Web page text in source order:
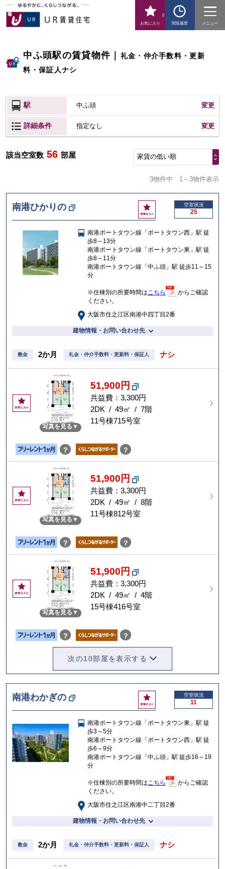
お気に入り
0
閲覧履歴
メニュー
中ふ頭駅の賃貸物件
礼金・仲介手数料・更新
料・保証人ナシ
駅 中ふ頭 変更
詳細条件 指定なし 変更
該当空室数 56 部屋 家賃の低い順
3物件中 1～3物件表示
南港ひかりの
お
気
入
空室状況
25
南港ポートタウン線「ポートタウン西」駅 徒
歩8～13分
南港ポートタウン線「ポートタウン東」駅 徒
歩8～11分
南港ポートタウン線「中ふ頭」駅 徒歩11～15
分
※住棟別の所要時間はこちら
からご確認
ください。
大阪市住之江区南港中四丁目2番
建物情報・お問い合わせ先
敷金 2か月 礼金・仲介手数料・更新料・保証人 ナシ
お
気
写真を見る
51,900円
共益費：3,300円
2DK / 49㎡ / 7階
11号棟715号室
？ ？
お
気
写真を見る
51,900円
共益費：3,300円
2DK / 49㎡ / 8階
11号棟812号室
？ ？
お
気
写真を見る
51,900円
共益費：3,300円
2DK / 49㎡ / 4階
15号棟416号室
？ ？
次の10部屋を表示する
南港わかぎの
お
気
入
空室状況
11
南港ポートタウン線「ポートタウン東」駅 徒
歩3～5分
南港ポートタウン線「ポートタウン西」駅 徒
歩6～9分
南港ポートタウン線「中ふ頭」駅 徒歩16～19
分
※住棟別の所要時間はこちら
からご確認
ください。
大阪市住之江区南港中二丁目2番
建物情報・お問い合わせ先
敷金 2か月 礼金・仲介手数料・更新料・保証人 ナシ